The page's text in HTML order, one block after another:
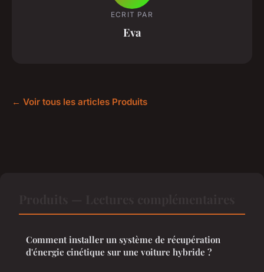
ECRIT PAR
Eva
← Voir tous les articles Produits
Comment installer un système de récupération
d'énergie cinétique sur une voiture hybride ?